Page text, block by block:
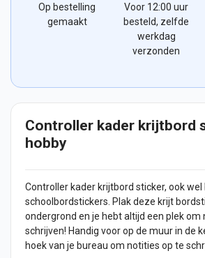
Op bestelling
gemaakt
Voor 12:00 uur
besteld, zelfde
werkdag
verzonden
Controller kader krijtbord
hobby
Controller kader krijtbord sticker, ook wel
schoolbordstickers. Plak deze krijt
ondergrond en je hebt altijd een plek om
schrijven! Handig voor op de muur in de
hoek van je bureau om notities op te